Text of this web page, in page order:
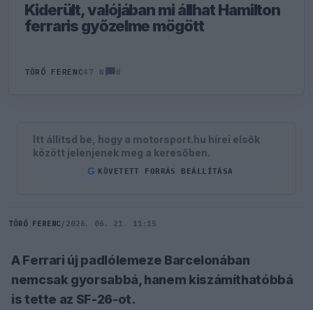
Kiderült, valójában mi állhat Hamilton
ferraris győzelme mögött
TÖRŐ FERENC47 N 0
Itt állítsd be, hogy a motorsport.hu hírei elsők
között jelenjenek meg a keresőben.
G KÖVETETT FORRÁS BEÁLLÍTÁSA
TÖRŐ FERENC / 2026. 06. 21. 11:15
A Ferrari új padlólemeze Barcelonában
nemcsak gyorsabbá, hanem kiszámíthatóbbá
is tette az SF-26-ot.